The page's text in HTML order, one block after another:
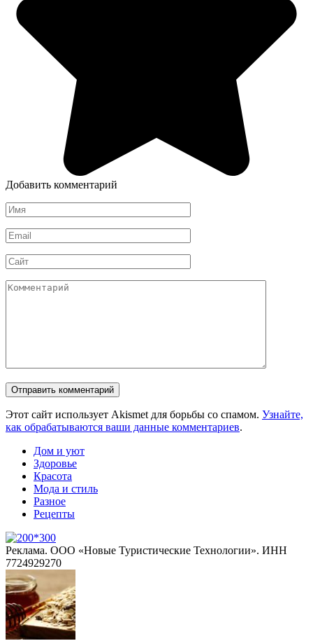
Добавить комментарий
Имя
*
Email
*
Сайт
Комментарий
Этот сайт использует Akismet для борьбы со спамом. Узнайте,
как обрабатываются ваши данные комментариев.
Дом и уют
Здоровье
Красота
Мода и стиль
Разное
Рецепты
Реклама. ООО «Новые Туристические Технологии». ИНН
7724929270